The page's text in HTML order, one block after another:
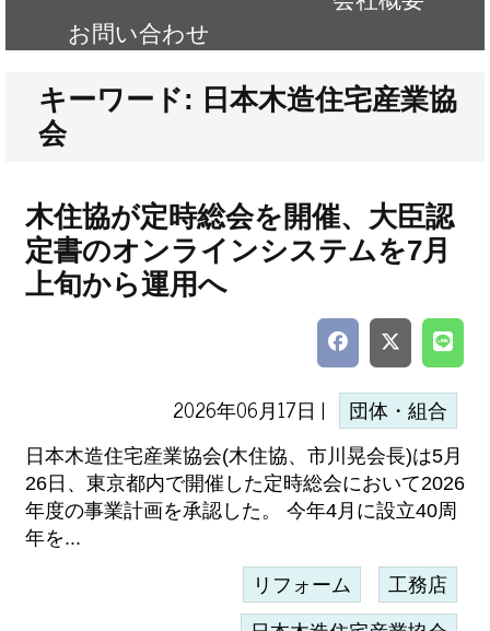
お問い合わせ
キーワード: 日本木造住宅産業協
会
木住協が定時総会を開催、大臣認
定書のオンラインシステムを7月
上旬から運用へ
2026年06月17日 | 団体・組合
日本木造住宅産業協会(木住協、市川晃会長)は5月
26日、東京都内で開催した定時総会において2026
年度の事業計画を承認した。 今年4月に設立40周
年を...
リフォーム 工務店